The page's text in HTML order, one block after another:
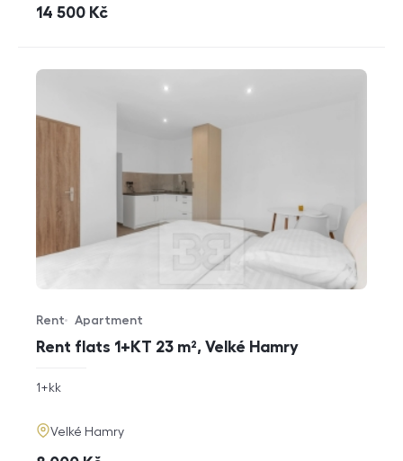
cena
14 500 Kč
Rent flats 1+KT 23 m², Velké Hamry
Offer type
Rent
Property type
Apartment
rozměry
1+kk
adresa
Velké Hamry